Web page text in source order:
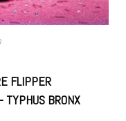
FLIPPER
TYPHUS BRONX